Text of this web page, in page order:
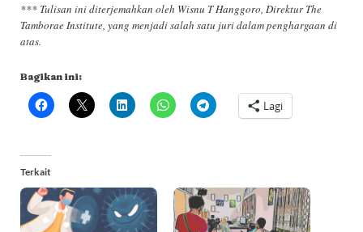
*** Tulisan ini diterjemahkan oleh Wisnu T Hanggoro, Direktur The
Tamborae Institute, yang menjadi salah satu juri dalam penghargaan di
atas.
Bagikan ini:
Lagi
Terkait